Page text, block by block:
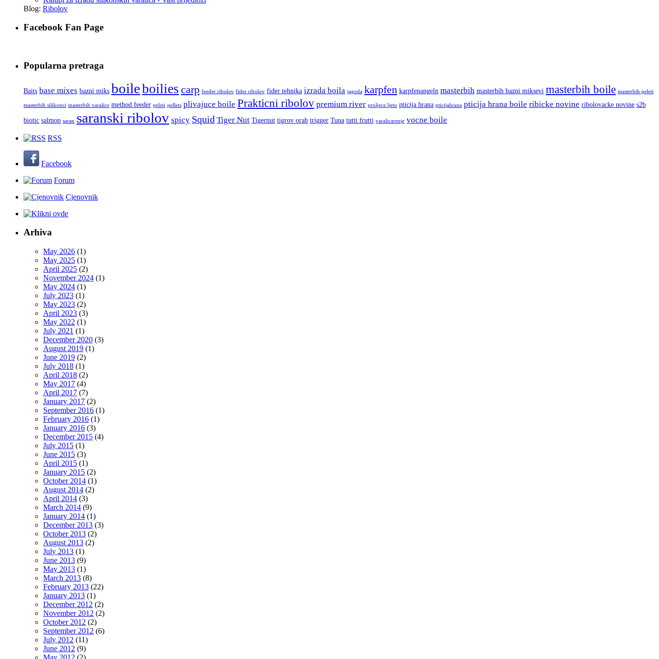
Blog: Ribolov
Facebook Fan Page
Popularna pretraga
Baits base mixes bazni miks boileboilies carp feeder ribolov fider ribolov fider tehnika izrada boila jagoda karpfen karpfenangeln masterbih masterbih bazni miksevi masterbih boile masterbih peleti
masterbih silikonci masterbih varalice method feeder peleti pellets plivajuce boile Prakticni ribolov premium river proljece ljeto pticija hrana pticijahrana pticija hrana boile ribicke novine ribolovacke novine s2b
biotic salmon saran saranski ribolov spicy Squid Tiger Nut Tigernut tigrov orah trigger Tuna tutti frutti varalicarenje vocne boile
RSS
Facebook
Forum
Cjenovnik
Arhiva
May 2026 (1)
May 2025 (1)
April 2025 (2)
November 2024 (1)
May 2024 (1)
July 2023 (1)
May 2023 (2)
April 2023 (3)
May 2022 (1)
July 2021 (1)
December 2020 (3)
August 2019 (1)
June 2019 (2)
July 2018 (1)
April 2018 (2)
May 2017 (4)
April 2017 (7)
January 2017 (2)
September 2016 (1)
February 2016 (1)
January 2016 (3)
December 2015 (4)
July 2015 (1)
June 2015 (3)
April 2015 (1)
January 2015 (2)
October 2014 (1)
August 2014 (2)
April 2014 (3)
March 2014 (9)
January 2014 (1)
December 2013 (3)
October 2013 (2)
August 2013 (2)
July 2013 (1)
June 2013 (9)
May 2013 (1)
March 2013 (8)
February 2013 (22)
January 2013 (1)
December 2012 (2)
November 2012 (2)
October 2012 (2)
September 2012 (6)
July 2012 (11)
June 2012 (9)
May 2012 (2)